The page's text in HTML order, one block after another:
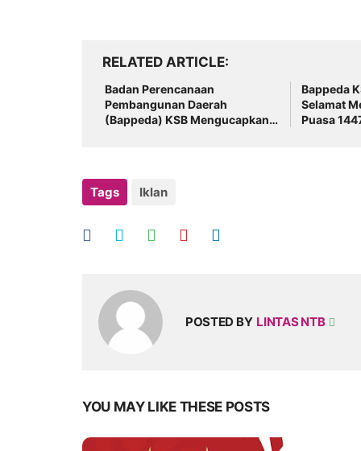
RELATED ARTICLE
Badan Perencanaan
Pembangunan Daerah
(Bappeda) KSB Mengucapkan
Bappeda
Selamat
Puasa
Tags Iklan
POSTED BY LINTAS NTB
YOU MAY LIKE THESE POSTS